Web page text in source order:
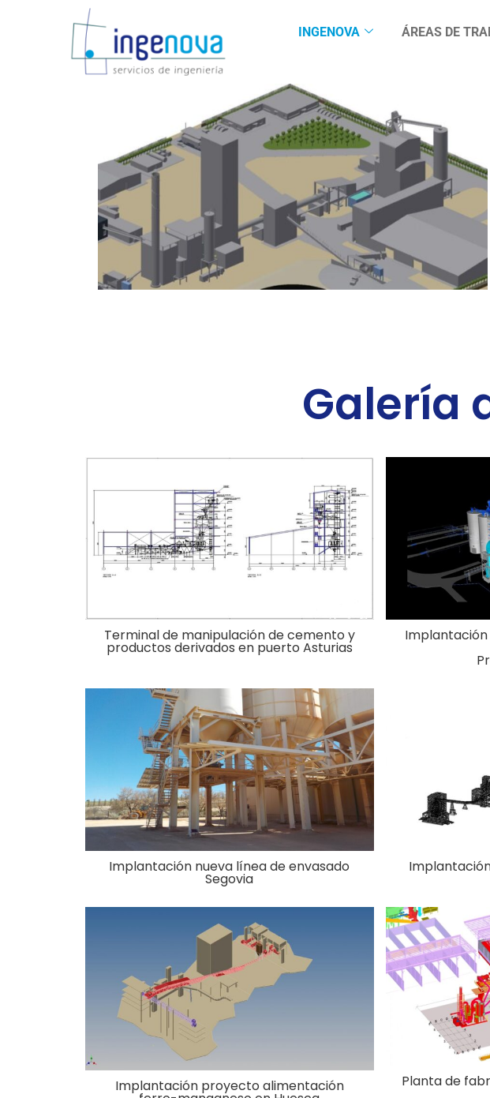
INGENOVA ÁREAS DE
Galería
Terminal de manipulación de cemento y
productos derivados en puerto Asturias
Implantación nueva línea de envasado
Segovia
Implantación proyecto alimentación Planta de